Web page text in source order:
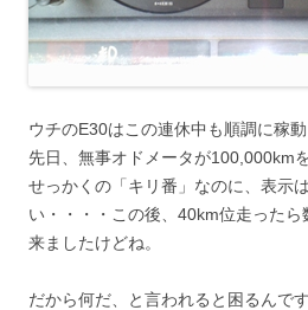
ウチのE30はこの連休中も順調に稼動
先日、無事オドメータが100,000km
せっかくの「キリ番」なのに、表示
い・・・・この後、40km位走った
来ましたけどね。
だから何だ、と言われると困るんで